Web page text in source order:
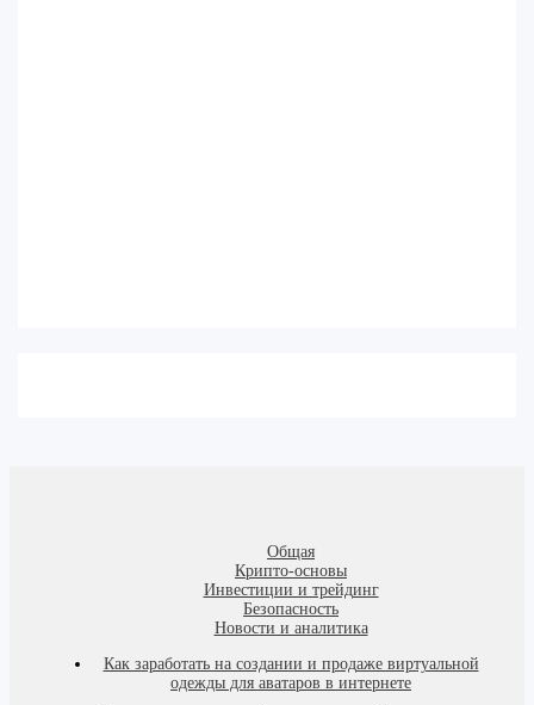
Общая
Крипто-основы
Инвестиции и трейдинг
Безопасность
Новости и аналитика
Как заработать на создании и продаже виртуальной
одежды для аватаров в интернете